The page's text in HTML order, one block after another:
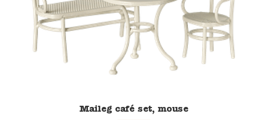
Maileg café set, mouse